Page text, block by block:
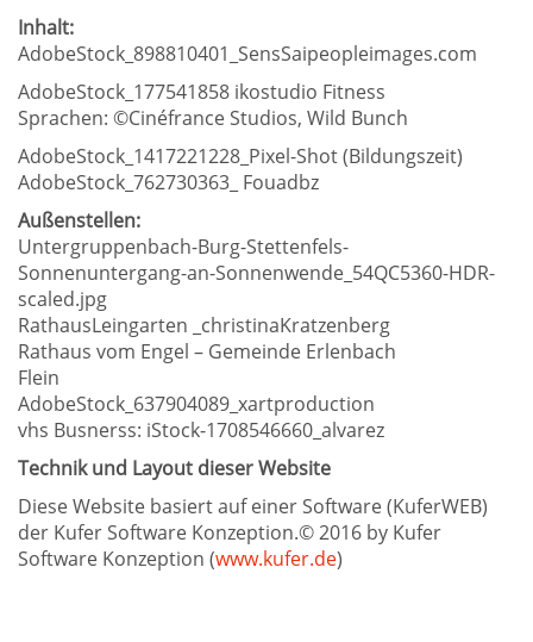
Inhalt:
AdobeStock_898810401_SensSaipeopleimages.com
AdobeStock_177541858 ikostudio Fitness
Sprachen: ©Cinéfrance Studios, Wild Bunch
AdobeStock_1417221228_Pixel-Shot (Bildungszeit)
AdobeStock_762730363_ Fouadbz
Außenstellen:
Untergruppenbach-Burg-Stettenfels-
Sonnenuntergang-an-Sonnenwende_54QC5360-HDR-
scaled.jpg
RathausLeingarten _christinaKratzenberg
Rathaus vom Engel – Gemeinde Erlenbach
Flein
AdobeStock_637904089_xartproduction
vhs Busnerss: iStock-1708546660_alvarez
Technik und Layout dieser Website
Diese Website basiert auf einer Software (KuferWEB)
der Kufer Software Konzeption.© 2016 by Kufer
Software Konzeption (www.kufer.de)